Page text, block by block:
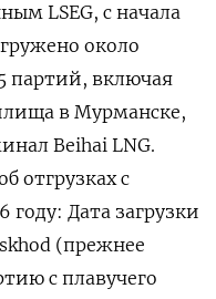
LSEG, с начала
около
партий, включая
в Мурманске,
Beihai LNG.
отгрузках с
Дата загрузки
(​прежнее
с плавучего